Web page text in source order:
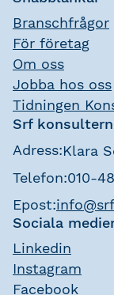
Branschfrågor
För företag
Om oss
Jobba hos oss
Tidningen
Srf
Adress:Klara
Telefon:010-
Epost:
Sociala
Linkedin
Instagram
Facebook